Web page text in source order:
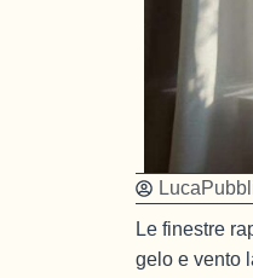
Luca
Le finestre
gelo e vento